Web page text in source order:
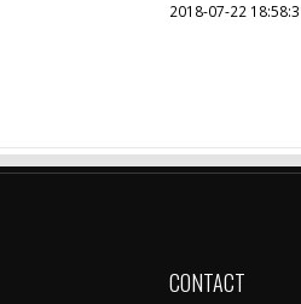
2018-07-22
CONTACT